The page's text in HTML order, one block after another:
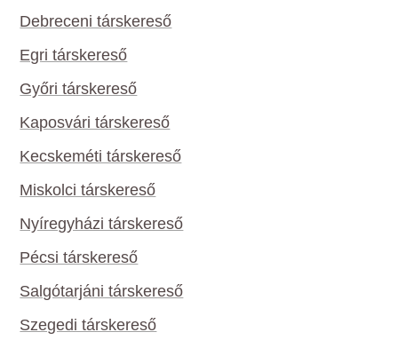
Debreceni társkereső
Egri társkereső
Győri társkereső
Kaposvári társkereső
Kecskeméti társkereső
Miskolci társkereső
Nyíregyházi társkereső
Pécsi társkereső
Salgótarjáni társkereső
Szegedi társkereső